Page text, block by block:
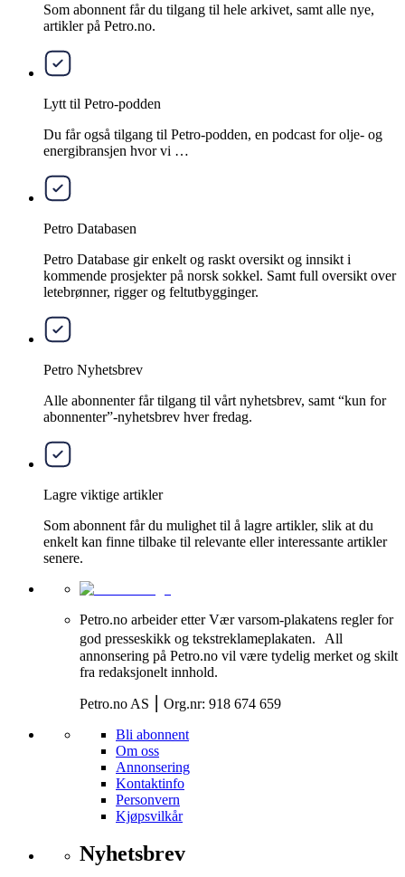
Som abonnent får du tilgang til hele arkivet, samt alle nye,
artikler på Petro.no.
Lytt til Petro-podden
Du får også tilgang til Petro-podden, en podcast for olje- og
energibransjen hvor vi …
Petro Databasen
Petro Database gir enkelt og raskt oversikt og innsikt i
kommende prosjekter på norsk sokkel. Samt full oversikt over
letebrønner, rigger og feltutbygginger.
Petro Nyhetsbrev
Alle abonnenter får tilgang til vårt nyhetsbrev, samt “kun for
abonnenter”-nyhetsbrev hver fredag.
Lagre viktige artikler
Som abonnent får du mulighet til å lagre artikler, slik at du
enkelt kan finne tilbake til relevante eller interessante artikler
senere.
Petro.no arbeider etter Vær varsom-plakatens regler for
god presseskikk og tekstreklameplakaten. All
annonsering på Petro.no vil være tydelig merket og skilt
fra redaksjonelt innhold.
Petro.no AS ⎮ Org.nr: 918 674 659
Bli abonnent
Om oss
Annonsering
Kontaktinfo
Personvern
Kjøpsvilkår
Nyhetsbrev